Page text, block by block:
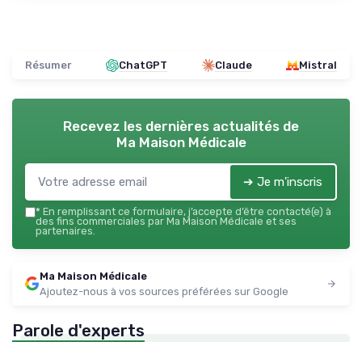
Résumer ChatGPT Claude Mistral
Recevez les dernières actualités de
Ma Maison Médicale
➔ Je m'inscris
* En remplissant ce formulaire, j’accepte d’être contacté(e) à
des fins commerciales par Ma Maison Médicale et ses
partenaires.
Ma Maison Médicale
Ajoutez-nous à vos sources préférées sur Google
Parole d'experts